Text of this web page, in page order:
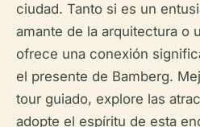
ciudad. Tanto si es un
amante de la arquitectura o
ofrece una conexión
el presente de Bamberg.
tour guiado, explore las
adopte el espíritu de esta